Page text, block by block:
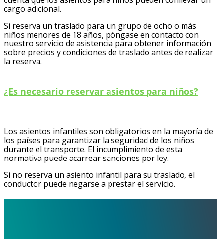
cargo adicional.
Si reserva un traslado para un grupo de ocho o más
niños menores de 18 años, póngase en contacto con
nuestro servicio de asistencia para obtener información
sobre precios y condiciones de traslado antes de realizar
la reserva.
¿Es necesario reservar asientos para niños?
Los asientos infantiles son obligatorios en la mayoría de
los países para garantizar la seguridad de los niños
durante el transporte. El incumplimiento de esta
normativa puede acarrear sanciones por ley.
Si no reserva un asiento infantil para su traslado, el
conductor puede negarse a prestar el servicio.